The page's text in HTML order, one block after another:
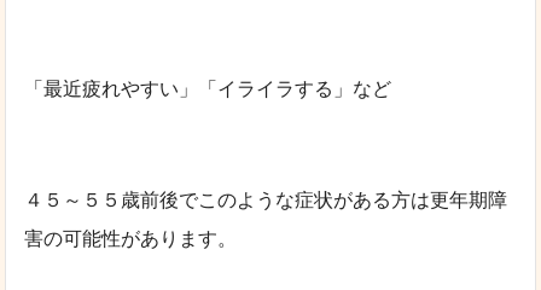
「最近疲れやすい」「イライラする」など
４５～５５歳前後でこのような症状がある方は更年期障
害の可能性があります。